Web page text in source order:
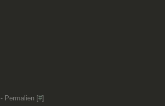
- Permalien [#]